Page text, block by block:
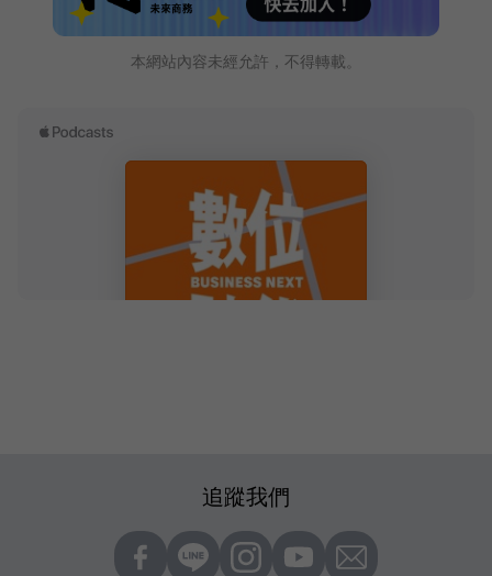
本網站內容未經允許，不得轉載。
追蹤我們